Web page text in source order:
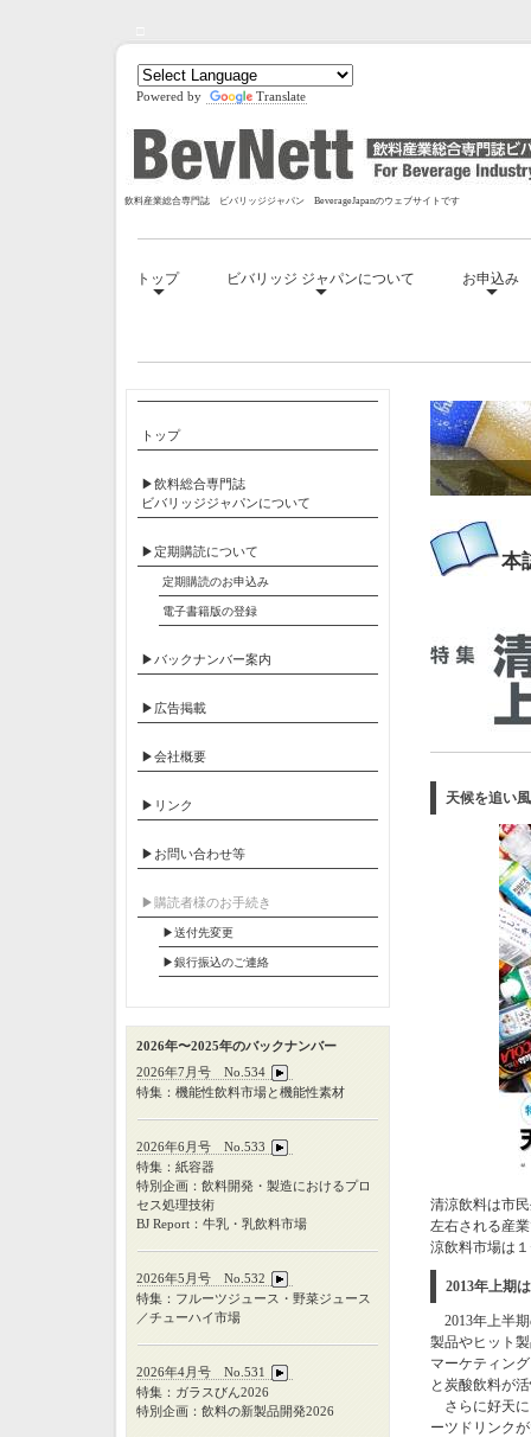
Powered by Translate
飲料産業総合専門誌 ビバリッジジャパン BeverageJapanのウェブサイトです
トップ ビバリッジ ジャパンについて お申込み
本
天候を追い
清涼飲料は市
左右される産
涼飲料市場は
2013年上期
2013年上半
製品やヒット
マーケティン
と炭酸飲料が
さらに好天に
ーツドリンク
トップ
▶飲料総合専門誌
ビバリッジジャパンについて
▶定期購読について
定期購読のお申込み
電子書籍版の登録
▶バックナンバー案内
▶広告掲載
▶会社概要
▶リンク
▶お問い合わせ等
▶︎購読者様のお手続き
▶送付先変更
▶︎銀行振込のご連絡
2026年〜2025年のバックナンバー
2026年7月号 No.534
特集：機能性飲料市場と機能性素材
2026年6月号 No.533
特集：紙容器
特別企画：飲料開発・製造におけるプロ
セス処理技術
BJ Report：牛乳・乳飲料市場
2026年5月号 No.532
特集：フルーツジュース・野菜ジュース
／チューハイ市場
2026年4月号 No.531
特集：ガラスびん2026
特別企画：飲料の新製品開発2026